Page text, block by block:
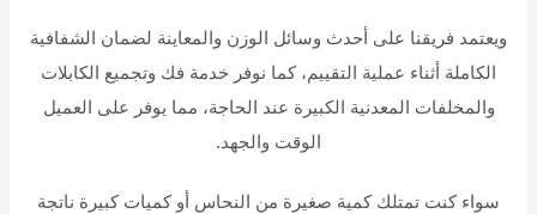
ويعتمد فريقنا على أحدث وسائل الوزن والمعاينة لضمان الشفافية
الكاملة أثناء عملية التقييم، كما نوفر خدمة فك وتجميع الكابلات
والمخلفات المعدنية الكبيرة عند الحاجة، مما يوفر على العميل
الوقت والجهد.
سواء كنت تمتلك كمية صغيرة من النحاس أو كميات كبيرة ناتجة